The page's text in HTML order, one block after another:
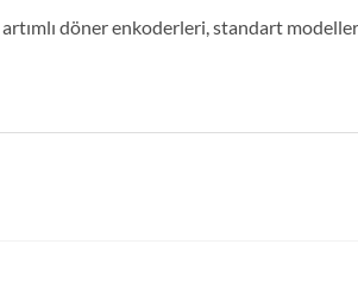
döner enkoderleri, standart